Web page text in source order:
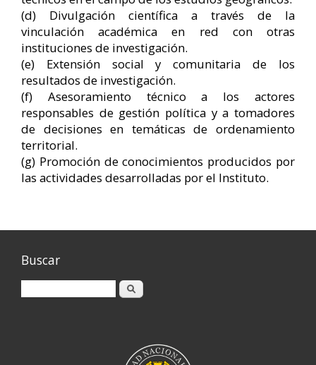
(d) Divulgación científica a través de la
vinculación académica en red con otras
instituciones de investigación.
(e) Extensión social y comunitaria de los
resultados de investigación.
(f) Asesoramiento técnico a los actores
responsables de gestión política y a tomadores
de decisiones en temáticas de ordenamiento
territorial.
(g) Promoción de conocimientos producidos por
las actividades desarrolladas por el Instituto.
Buscar
Buscar